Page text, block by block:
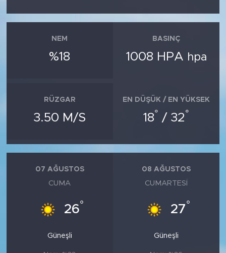
NEM
%18
BASINÇ
1008 HPA hpa
RÜZGAR
3.50 M/S
EN DÜŞÜK / EN YÜKSEK
18° / 32°
07 AĞUSTOS
CUMA
26°
Güneşli
08 AĞUSTOS
CUMARTESI
27°
Güneşli